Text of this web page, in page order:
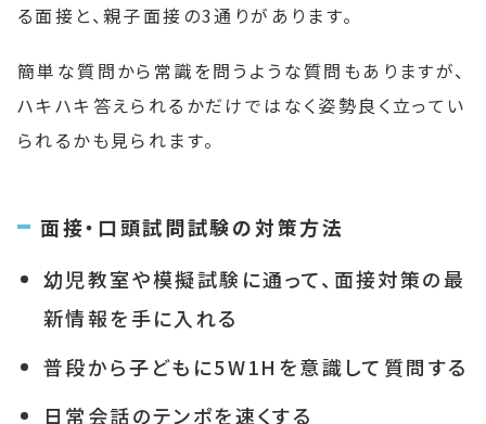
る面接と、親子面接の3通りがあります。
簡単な質問から常識を問うような質問もありますが、
ハキハキ答えられるかだけではなく姿勢良く立ってい
られるかも見られます。
面接・口頭試問試験の対策方法
幼児教室や模擬試験に通って、面接対策の最
新情報を手に入れる
普段から子どもに5W1Hを意識して質問する
日常会話のテンポを速くする